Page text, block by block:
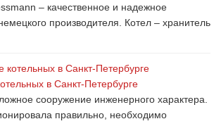
– качественное и надежное
производителя. Котел – хранитель
в Санкт-Петербурге
сооружение инженерного характера.
правильно, необходимо